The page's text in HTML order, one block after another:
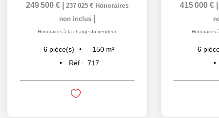
249 500 € 237 025 € Honoraires
non inclus
Honoraires à la charge du vendeur
6 pièce(s) 150 m²
Réf : 717
415 000 €
Honoraires
6